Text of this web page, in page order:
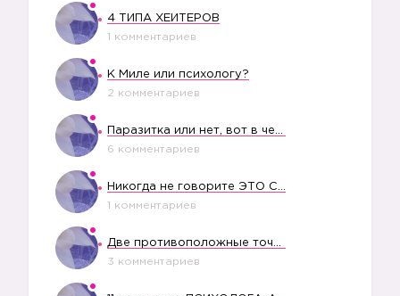
4 ТИПА ХЕЙТЕРОВ
1 комментариев
К Миле или психологу?
2 комментариев
6 комментариев
1 комментариев
3 комментариев